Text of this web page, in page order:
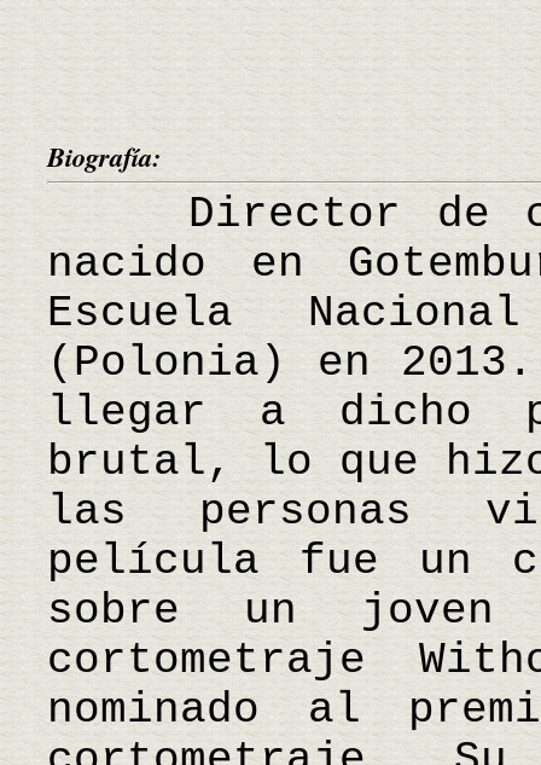
Biografía:
Director de
nacido en
Escuela
(Polonia) en 2013.
llegar a dicho
brutal, lo que
las personas
película fue un
sobre un joven
cortometraje
nominado al